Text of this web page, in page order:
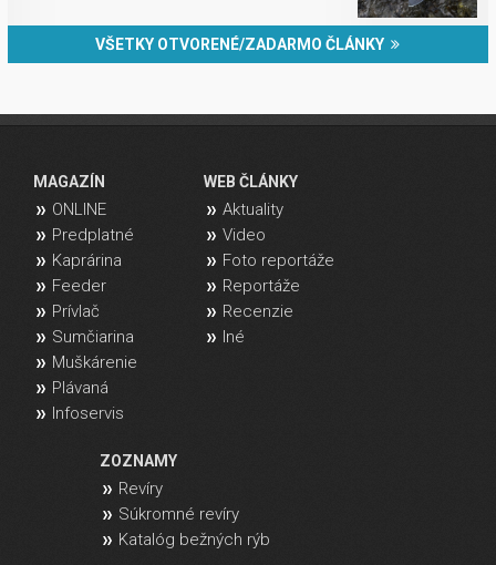
VŠETKY OTVORENÉ/ZADARMO ČLÁNKY
MAGAZÍN
ONLINE
Predplatné
Kaprárina
Feeder
Prívlač
Sumčiarina
Muškárenie
Plávaná
Infoservis
WEB ČLÁNKY
Aktuality
Video
Foto reportáže
Reportáže
Recenzie
Iné
ZOZNAMY
Revíry
Súkromné revíry
Katalóg bežných rýb